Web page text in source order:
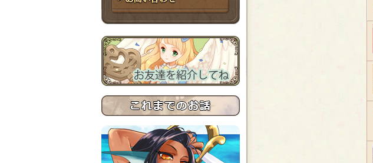
お問い合わせ